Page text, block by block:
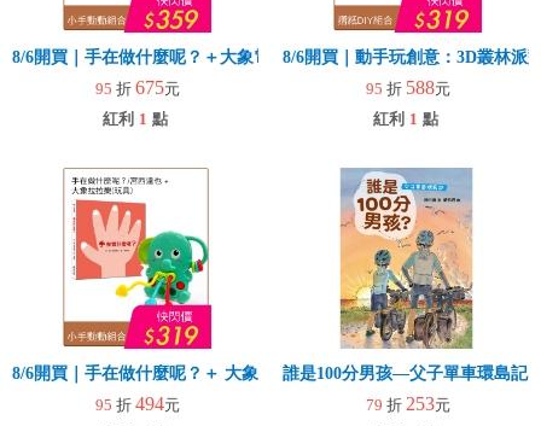
8/6開買｜手在做什麼呢？＋大象電子琴
95 折 675元
紅利 1 點
8/6開買｜動手玩創意：3D叢林派
95 折 588元
紅利 1 點
8/6開買｜手在做什麼呢？＋ 大象拉拉樂(玩具)
95 折 494元
誰是100分男孩—父子單車環島記
79 折 253元